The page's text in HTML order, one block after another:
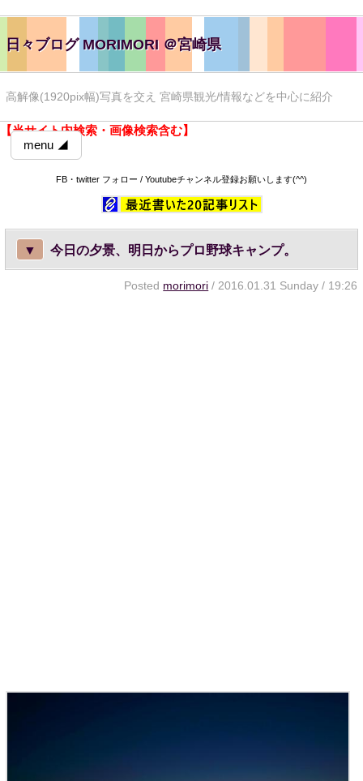
日々ブログ MORIMORI ＠宮崎県
高解像(1920pix幅)写真を交え 宮崎県観光/情報などを中心に紹介
【当サイト内検索・画像検索含む】
menu ◢
FB・twitter フォロー / Youtubeチャンネル登録お願いします(^^)
▼ 今日の夕景、明日からプロ野球キャンプ。
Posted morimori / 2016.01.31 Sunday / 19:26